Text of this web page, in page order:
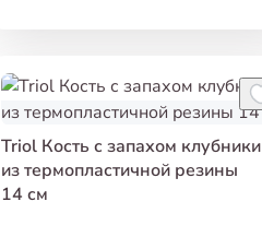
Triol Кость с запахом клубники
из термопластичной резины
14 см